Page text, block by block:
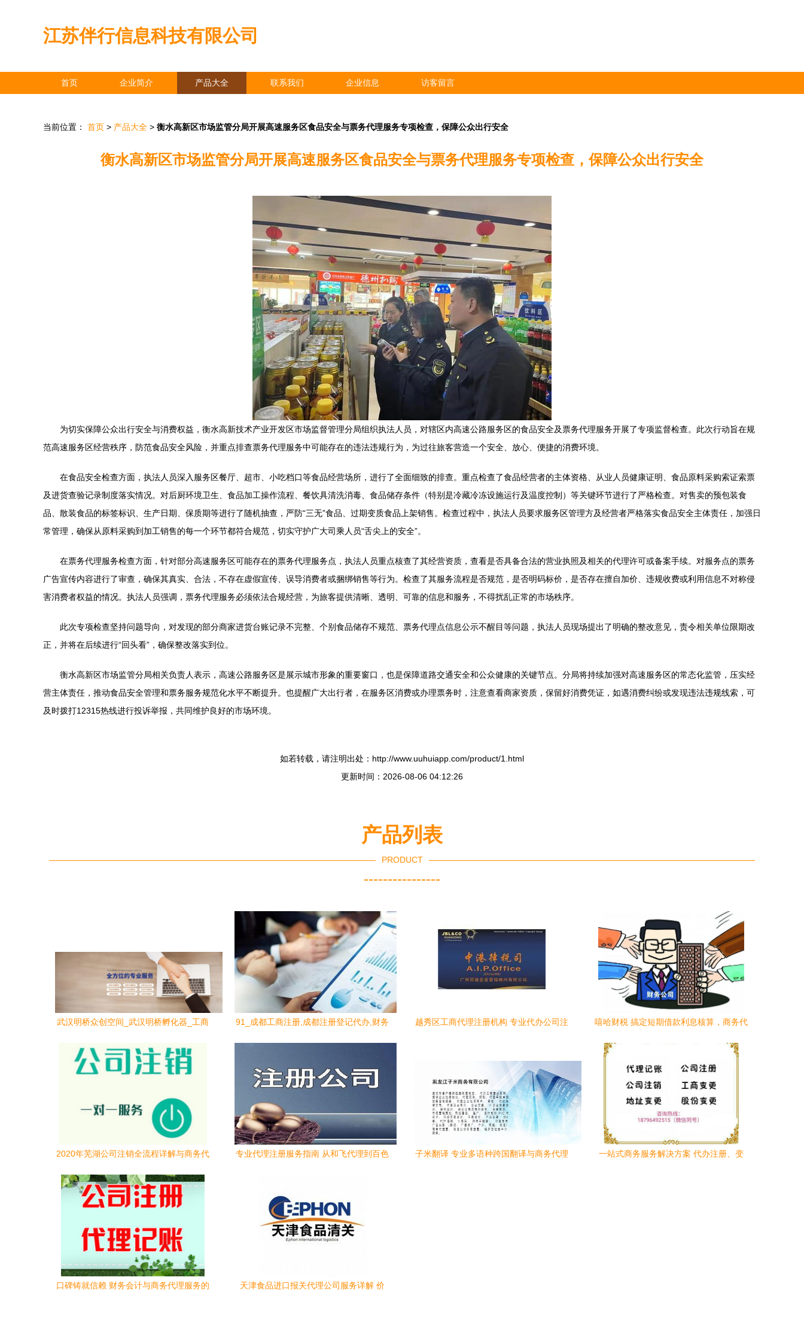
江苏伴行信息科技有限公司
首页 企业简介 产品大全 联系我们 企业信息 访客留言
当前位置： 首页 > 产品大全 > 衡水高新区市场监管分局开展高速服务区食品安全与票务代理服务专项检查，保障公众出行安全
衡水高新区市场监管分局开展高速服务区食品安全与票务代理服务专项检查，保障公众出行安全
为切实保障公众出行安全与消费权益，衡水高新技术产业开发区市场监督管理分局组织执法人员，对辖区内高速公路服务区的食品安全及票务代理服务开展了专项监督检查。此次行动旨在规
范高速服务区经营秩序，防范食品安全风险，并重点排查票务代理服务中可能存在的违法违规行为，为过往旅客营造一个安全、放心、便捷的消费环境。
在食品安全检查方面，执法人员深入服务区餐厅、超市、小吃档口等食品经营场所，进行了全面细致的排查。重点检查了食品经营者的主体资格、从业人员健康证明、食品原料采购索证索票
及进货查验记录制度落实情况。对后厨环境卫生、食品加工操作流程、餐饮具清洗消毒、食品储存条件（特别是冷藏冷冻设施运行及温度控制）等关键环节进行了严格检查。对售卖的预包装食
品、散装食品的标签标识、生产日期、保质期等进行了随机抽查，严防“三无”食品、过期变质食品上架销售。检查过程中，执法人员要求服务区管理方及经营者严格落实食品安全主体责任，加强日
常管理，确保从原料采购到加工销售的每一个环节都符合规范，切实守护广大司乘人员“舌尖上的安全”。
在票务代理服务检查方面，针对部分高速服务区可能存在的票务代理服务点，执法人员重点核查了其经营资质，查看是否具备合法的营业执照及相关的代理许可或备案手续。对服务点的票务
广告宣传内容进行了审查，确保其真实、合法，不存在虚假宣传、误导消费者或捆绑销售等行为。检查了其服务流程是否规范，是否明码标价，是否存在擅自加价、违规收费或利用信息不对称侵
害消费者权益的情况。执法人员强调，票务代理服务必须依法合规经营，为旅客提供清晰、透明、可靠的信息和服务，不得扰乱正常的市场秩序。
此次专项检查坚持问题导向，对发现的部分商家进货台账记录不完整、个别食品储存不规范、票务代理点信息公示不醒目等问题，执法人员现场提出了明确的整改意见，责令相关单位限期改
正，并将在后续进行“回头看”，确保整改落实到位。
衡水高新区市场监管分局相关负责人表示，高速公路服务区是展示城市形象的重要窗口，也是保障道路交通安全和公众健康的关键节点。分局将持续加强对高速服务区的常态化监管，压实经
营主体责任，推动食品安全管理和票务服务规范化水平不断提升。也提醒广大出行者，在服务区消费或办理票务时，注意查看商家资质，保留好消费凭证，如遇消费纠纷或发现违法违规线索，可
及时拨打12315热线进行投诉举报，共同维护良好的市场环境。
如若转载，请注明出处：http://www.uuhuiapp.com/product/1.html
更新时间：2026-08-06 04:12:26
产品列表
PRODUCT
----------------
武汉明桥众创空间_武汉明桥孵化器_工商
91_成都工商注册,成都注册登记代办,财务
越秀区工商代理注册机构 专业代办公司注
嘻哈财税 搞定短期借款利息核算，商务代
2020年芜湖公司注销全流程详解与商务代
专业代理注册服务指南 从和飞代理到百色
子米翻译 专业多语种跨国翻译与商务代理
一站式商务服务解决方案 代办注册、变
口碑铸就信赖 财务会计与商务代理服务的
天津食品进口报关代理公司服务详解 价